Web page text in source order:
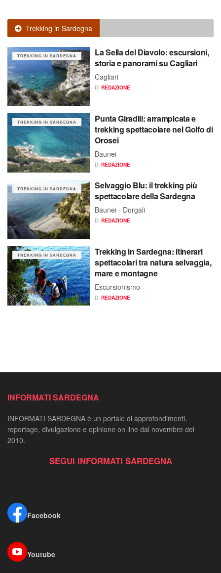
Trekking in Sardegna
TREKKING IN SARDEGNA
La Sella del Diavolo: escursioni,
storia e panorami su Cagliari
Cagliari
DI REDAZIONE
TREKKING IN SARDEGNA
Punta Giradili: arrampicata e
trekking spettacolare nel Golfo di
Orosei
Baunei
DI REDAZIONE
TREKKING IN SARDEGNA
Selvaggio Blu: il trekking più
spettacolare della Sardegna
Baunei - Dorgali
DI REDAZIONE
TREKKING IN SARDEGNA
Trekking in Sardegna: itinerari
spettacolari tra natura selvaggia,
mare e montagne
Escursionismo
DI REDAZIONE
INFORMATI SARDEGNA
INFORMATI SARDEGNA è un portale di approfondimenti,
reportage, divulgazione e opinione on line dal novembre del
2010.
SEGUI INFORMATI SARDEGNA
Facebook
Youtube